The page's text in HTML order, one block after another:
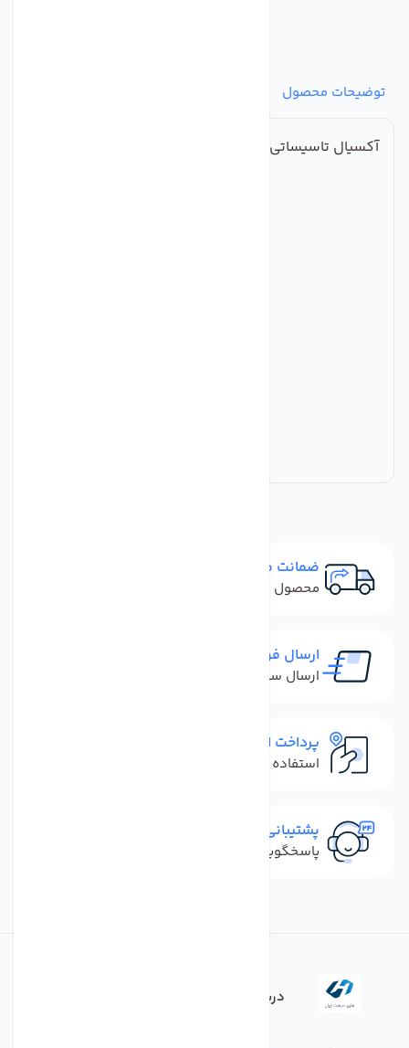
توضیحات محصول
آکسیال تاسیساتی
ضمانت مرجوعی
محصول نباید آسیب دیده باشد
ارسال فوری
ارسال سفارش در کمترین زمان ممکن
پرداخت امن
استفاده از روش‌های پرداخت امن
پشتیبانی سریع
پاسخگویی سریع به تماس‌ها و پیام‌ها
درباره فروشگاه